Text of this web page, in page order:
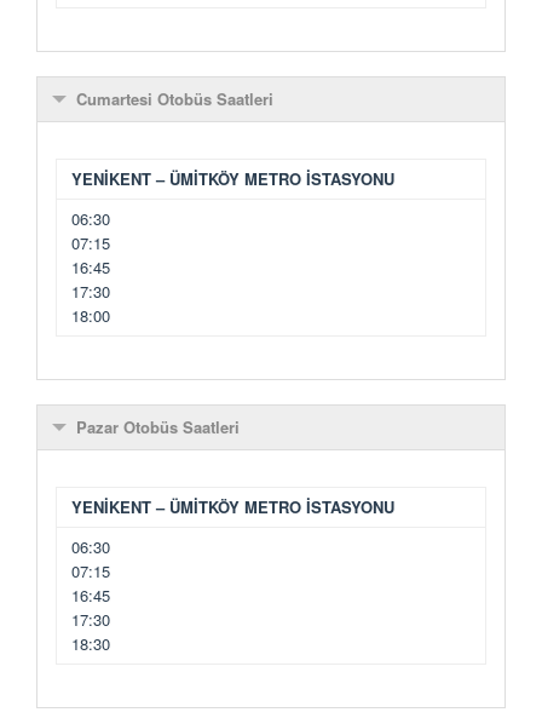
Cumartesi Otobüs Saatleri
YENİKENT – ÜMİTKÖY METRO İSTASYONU
06:30
07:15
16:45
17:30
18:00
Pazar Otobüs Saatleri
YENİKENT – ÜMİTKÖY METRO İSTASYONU
06:30
07:15
16:45
17:30
18:30